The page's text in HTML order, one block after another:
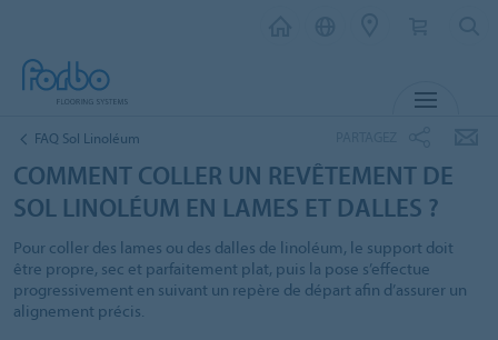
FAQ Sol Linoléum
COMMENT COLLER UN REVÊTEMENT DE
SOL LINOLÉUM EN LAMES ET DALLES ?
Pour coller des lames ou des dalles de linoléum, le support doit
être propre, sec et parfaitement plat, puis la pose s’effectue
progressivement en suivant un repère de départ afin d’assurer un
alignement précis.